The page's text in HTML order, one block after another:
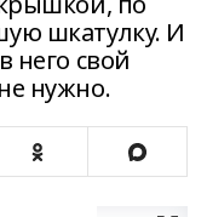
шкатулку. И
него свой
нужно.